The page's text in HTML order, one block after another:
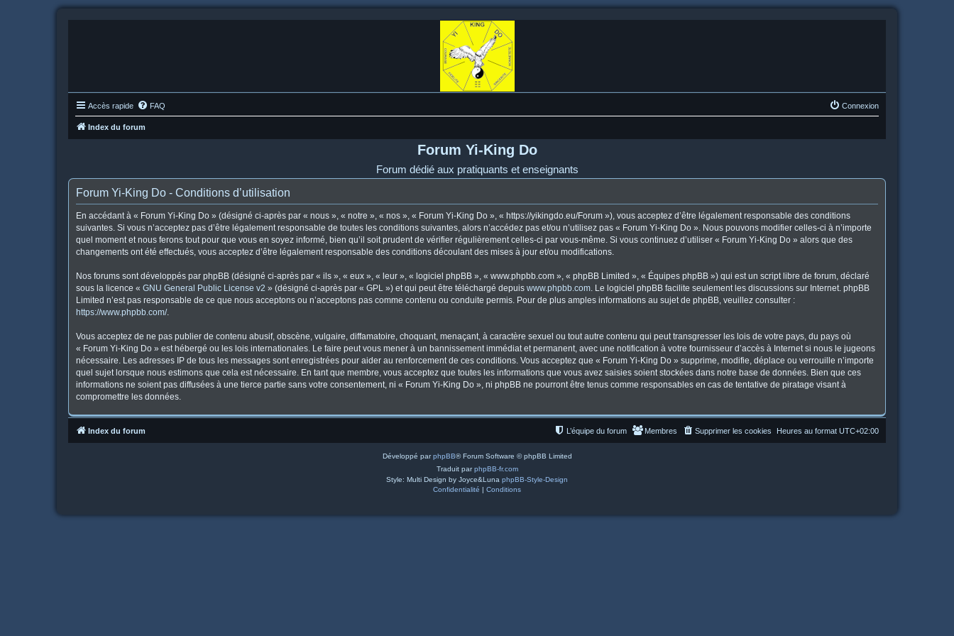
Accès rapide FAQ Connexion
Index du forum
Forum Yi-King Do
Forum dédié aux pratiquants et enseignants
Forum Yi-King Do - Conditions d’utilisation
En accédant à « Forum Yi-King Do » (désigné ci-après par « nous », « notre », « nos », « Forum Yi-King Do », « https://yikingdo.eu/Forum »), vous acceptez d’être légalement responsable des conditions
suivantes. Si vous n’acceptez pas d’être légalement responsable de toutes les conditions suivantes, alors n’accédez pas et/ou n’utilisez pas « Forum Yi-King Do ». Nous pouvons modifier celles-ci à n’importe
quel moment et nous ferons tout pour que vous en soyez informé, bien qu’il soit prudent de vérifier régulièrement celles-ci par vous-même. Si vous continuez d’utiliser « Forum Yi-King Do » alors que des
changements ont été effectués, vous acceptez d’être légalement responsable des conditions découlant des mises à jour et/ou modifications.
Nos forums sont développés par phpBB (désigné ci-après par « ils », « eux », « leur », « logiciel phpBB », « www.phpbb.com », « phpBB Limited », « Équipes phpBB ») qui est un script libre de forum, déclaré
sous la licence « GNU General Public License v2 » (désigné ci-après par « GPL ») et qui peut être téléchargé depuis www.phpbb.com. Le logiciel phpBB facilite seulement les discussions sur Internet. phpBB
Limited n’est pas responsable de ce que nous acceptons ou n’acceptons pas comme contenu ou conduite permis. Pour de plus amples informations au sujet de phpBB, veuillez consulter :
https://www.phpbb.com/.
Vous acceptez de ne pas publier de contenu abusif, obscène, vulgaire, diffamatoire, choquant, menaçant, à caractère sexuel ou tout autre contenu qui peut transgresser les lois de votre pays, du pays où
« Forum Yi-King Do » est hébergé ou les lois internationales. Le faire peut vous mener à un bannissement immédiat et permanent, avec une notification à votre fournisseur d’accès à Internet si nous le jugeons
nécessaire. Les adresses IP de tous les messages sont enregistrées pour aider au renforcement de ces conditions. Vous acceptez que « Forum Yi-King Do » supprime, modifie, déplace ou verrouille n’importe
quel sujet lorsque nous estimons que cela est nécessaire. En tant que membre, vous acceptez que toutes les informations que vous avez saisies soient stockées dans notre base de données. Bien que ces
informations ne soient pas diffusées à une tierce partie sans votre consentement, ni « Forum Yi-King Do », ni phpBB ne pourront être tenus comme responsables en cas de tentative de piratage visant à
compromettre les données.
Index du forum Heures au format UTC+02:00
Supprimer les cookies
Membres
L’équipe du forum
Développé parphpBB® Forum Software © phpBB Limited
Traduit parphpBB-fr.com
Style: Multi Design by Joyce&Luna phpBB-Style-Design
Confidentialité | Conditions